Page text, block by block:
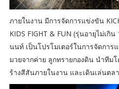
ภายในงาน มีการจัดการแข่งขัน
KIDS FIGHT & FUN (รุ่นอายุไม่เกิ
นนท์ เป็นโปรโมเตอร์ในการจัดกา
มวยจากค่าย ลูกทรายกองดิน นำทีม
ร้างสีสันภายในงาน และเดินเล่นต